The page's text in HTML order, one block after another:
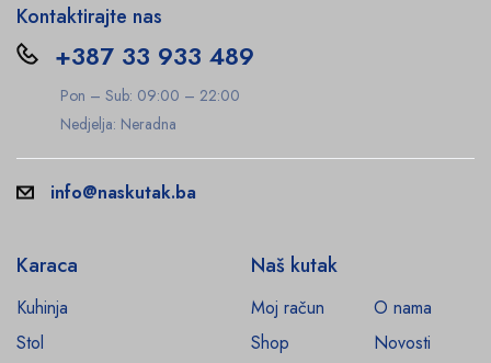
Kontaktirajte nas
+387 33 933 489
Pon – Sub: 09:00 – 22:00
Nedjelja: Neradna
info@naskutak.ba
Karaca
Kuhinja
Stol
Naš kutak
Moj račun
O nama
Shop
Novosti